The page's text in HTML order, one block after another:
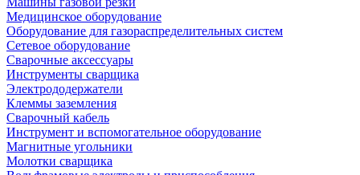
Медицинское оборудование
Оборудование для газораспределительных систем
Сетевое оборудование
Сварочные аксессуары
Инструменты сварщика
Электрододержатели
Клеммы заземления
Сварочный кабель
Инструмент и вспомогательное оборудование
Магнитные угольники
Молотки сварщика